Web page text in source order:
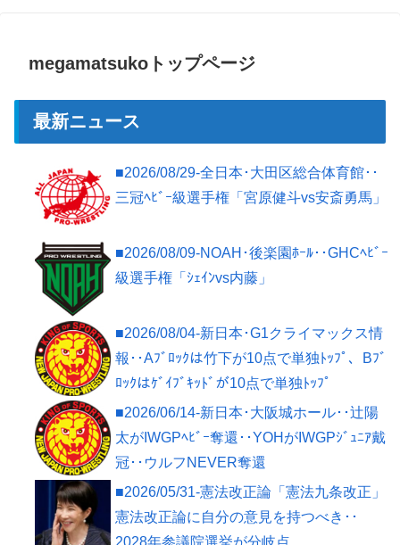
megamatsukoトップページ
最新ニュース
■2026/08/29-全日本･大田区総合体育館･･
三冠ﾍﾋﾞｰ級選手権「宮原健斗vs安斎勇馬」
■2026/08/09-NOAH･後楽園ﾎｰﾙ･･GHCﾍﾋﾞｰ
級選手権「ｼｪｲﾝvs内藤」
■2026/08/04-新日本･G1クライマックス情
報･･Aﾌﾞﾛｯｸは竹下が10点で単独ﾄｯﾌﾟ、Bﾌﾞ
ﾛｯｸはｹﾞｲﾌﾞｷｯﾄﾞが10点で単独ﾄｯﾌﾟ
■2026/06/14-新日本･大阪城ホール･･辻陽
太がIWGPﾍﾋﾞｰ奪還･･YOHがIWGPｼﾞｭﾆｱ戴
冠･･ウルフNEVER奪還
■2026/05/31-憲法改正論「憲法九条改正」
憲法改正論に自分の意見を持つべき･･
2028年参議院選挙が分岐点